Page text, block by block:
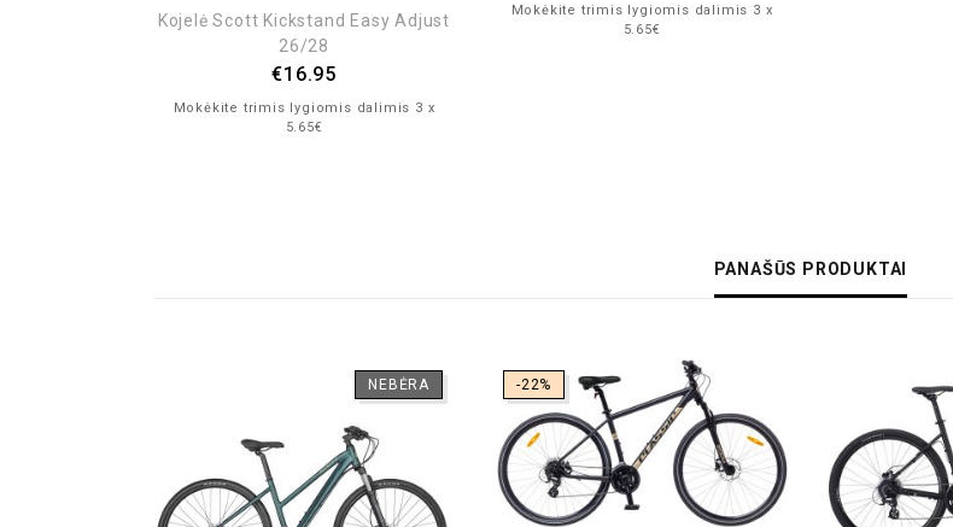
Kojelė Scott Kickstand Easy Adjust
26/28
€16.95
Mokėkite trimis lygiomis dalimis 3 x
5.65€
Mokėkite trimis lygiomis dalimis 3 x
5.65€
PANAŠŪS PRODUKTAI
NEBĖRA -22%